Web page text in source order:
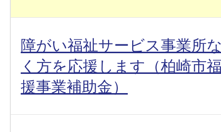
障がい福祉サービス事業所
く方を応援します（柏崎市
援事業補助金）